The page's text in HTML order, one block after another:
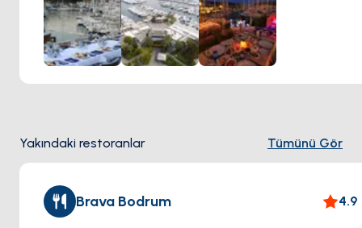
ediyor. Burada deneyimlediğiniz her an, ayrıcalıklı bir anıya
dönüşüyor. Bodrum gecelerine kattığı renk ve enerji ile
Marina Yacht Club, Bodrum'un ruhunu yansıtan bir buluşma
noktası. Eğer unutulmaz bir gece için hazırsanız, Marina
Yacht Club sizleri sıcak ve samimi bir atmosferde
bir deneyime davet ediyor. Çarşı, Marina Yacht Club Milta
Bodrum Marina, Neyzen Tevfik Cd. No:5, 48400
Bodrum/Muğla, Türkiye
Yakındaki restoranlar Tümünü Gör
Brava Bodrum 4.9